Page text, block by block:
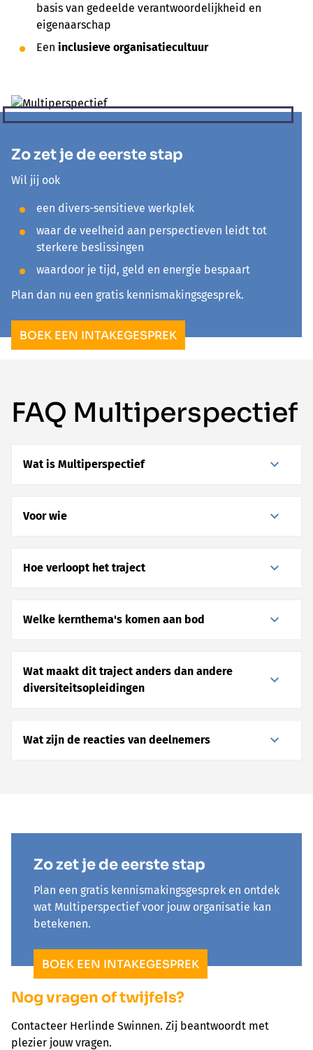
basis van gedeelde verantwoordelijkheid en
eigenaarschap
Een inclusieve organisatiecultuur
Zo zet je de eerste stap
Wil jij ook
een divers-sensitieve werkplek
waar de veelheid aan perspectieven leidt tot
sterkere beslissingen
waardoor je tijd, geld en energie bespaart
Plan dan nu een gratis kennismakingsgesprek.
BOEK EEN INTAKEGESPREK
FAQ Multiperspectief
Wat is Multiperspectief
Voor wie
Hoe verloopt het traject
Welke kernthema's komen aan bod
Wat maakt dit traject anders dan andere
diversiteitsopleidingen
Wat zijn de reacties van deelnemers
Zo zet je de eerste stap
Plan een gratis kennismakingsgesprek en ontdek
wat Multiperspectief voor jouw organisatie kan
betekenen.
BOEK EEN INTAKEGESPREK
Nog vragen of twijfels?
Contacteer Herlinde Swinnen. Zij beantwoordt met
plezier jouw vragen.